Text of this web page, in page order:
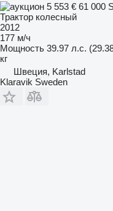
5 553 € 61 000
Трактор колесный
2012
177 м/ч
Мощность 39.97 л.с.
кг
Швеция, Karlstad
Klaravik Sweden